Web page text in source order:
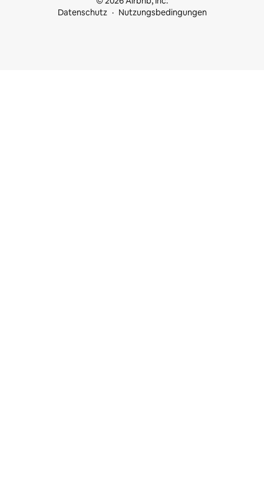
Datenschutz
Nutzungsbedingungen